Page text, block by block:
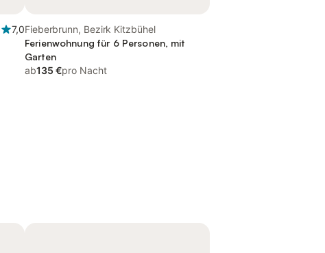
7,0Fieberbrunn, Bezirk Kitzbühel
Ferienwohnung für 6 Personen, mit
Garten
ab135 €pro Nacht